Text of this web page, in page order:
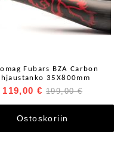
Fubars BZA Carbon
35X800mm
119,00 € 199,00 €
Ostoskoriin